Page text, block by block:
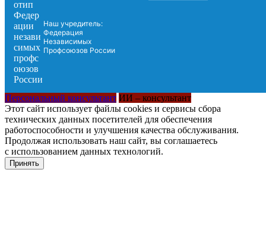
Наш учредитель:
Федерация
Независимых
Профсоюзов России
Персональный консультант ИИ – консультант
Этот сайт использует файлы cookies и сервисы сбора
технических данных посетителей для обеспечения
работоспособности и улучшения качества обслуживания.
Продолжая использовать наш сайт, вы соглашаетесь
с использованием данных технологий.
Принять